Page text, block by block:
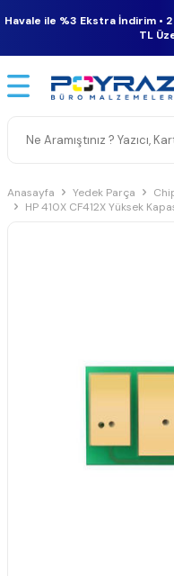
Havale ile %3 Ekstra İndirim •
TL
Anasayfa Yedek Parça
HP 410X CF412X Yüksek